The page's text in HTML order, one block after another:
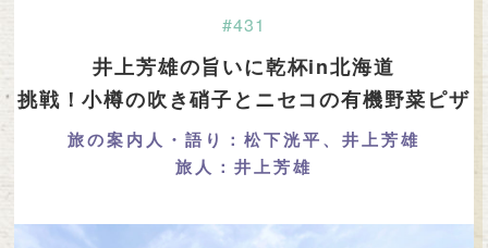
#431
井上芳雄の旨いに乾杯in北海道
挑戦！小樽の吹き硝子とニセコの有機野菜ピザ
旅の案内人・語り：松下洸平、井上芳雄
旅人：井上芳雄